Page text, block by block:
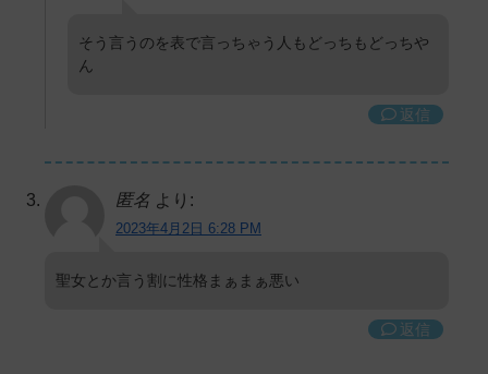
そう言うのを表で言っちゃう人もどっちもどっちや
ん
返信
匿名 より:
2023年4月2日 6:28 PM
聖女とか言う割に性格まぁまぁ悪い
返信